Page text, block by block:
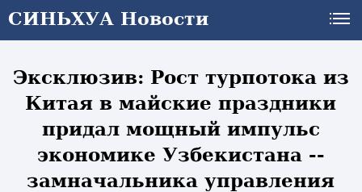
СИНЬХУА Новости
СИНЬХУА Новости
Эксклюзив: Рост турпотока из
Китая в майские праздники
придал мощный импульс
экономике Узбекистана --
замначальника управления